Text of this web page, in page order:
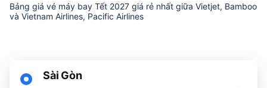
Bảng giá vé máy bay Tết 2027 giá rẻ nhất giữa Vietjet, Bamboo
và Vietnam Airlines, Pacific Airlines
Sài Gòn